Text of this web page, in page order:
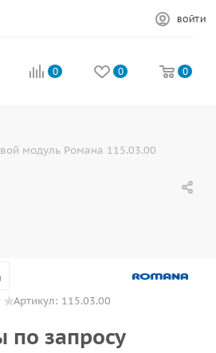
ВОЙТИ
0 0 0
модуль Романа 115.03.00
Артикул: 115.03.00
по запросу